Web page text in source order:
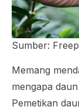
Sumber:
Memang
mengapa
Pemetikan